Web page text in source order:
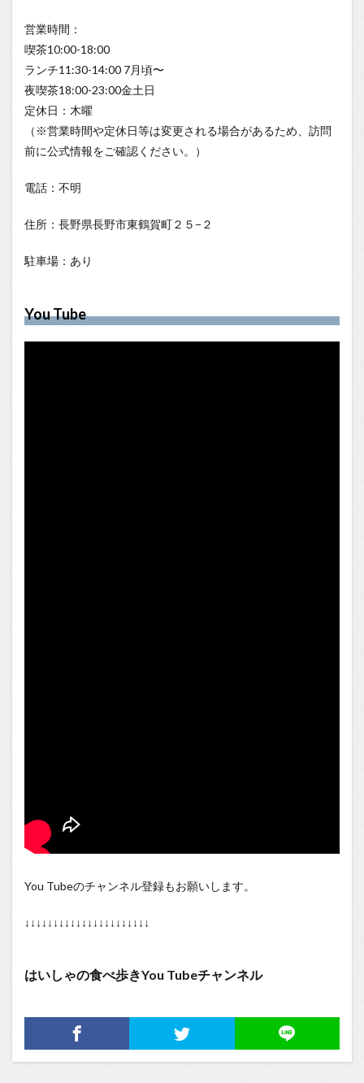
営業時間：
喫茶10:00-18:00
ランチ11:30-14:00 7月頃〜
夜喫茶18:00-23:00金土日
定休日：木曜
（※営業時間や定休日等は変更される場合があるため、訪問
前に公式情報をご確認ください。）
電話：不明
住所：長野県長野市東鶴賀町２５−２
駐車場：あり
You Tube
You Tubeのチャンネル登録もお願いします。
↓↓↓↓↓↓↓↓↓↓↓↓↓↓↓↓↓↓↓↓↓↓
はいしゃの食べ歩きYou Tubeチャンネル